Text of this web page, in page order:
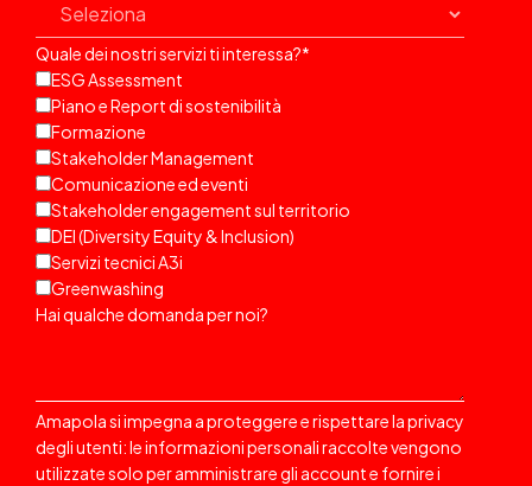
Quale dei nostri servizi ti interessa?*
ESG Assessment
Piano e Report di sostenibilità
Formazione
Stakeholder Management
Comunicazione ed eventi
Stakeholder engagement sul territorio
DEI (Diversity Equity & Inclusion)
Servizi tecnici A3i
Greenwashing
Hai qualche domanda per noi?
Amapola si impegna a proteggere e rispettare la privacy
degli utenti: le informazioni personali raccolte vengono
utilizzate solo per amministrare gli account e fornire i